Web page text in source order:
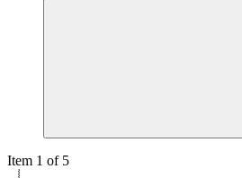
Item 1 of 5